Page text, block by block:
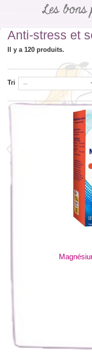
Les bons
Anti-stress et
Il y a 120 produits.
Tri